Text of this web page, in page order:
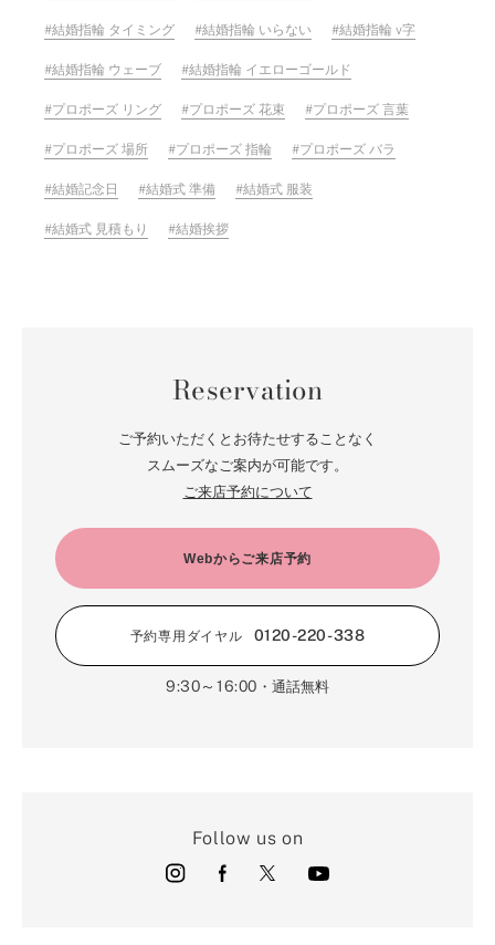
結婚指輪 タイミング 結婚指輪 いらない 結婚指輪 v字
結婚指輪 ウェーブ 結婚指輪 イエローゴールド
プロポーズ リング プロポーズ 花束 プロポーズ 言葉
プロポーズ 場所 プロポーズ 指輪 プロポーズ バラ
結婚記念日 結婚式 準備 結婚式 服装
結婚式 見積もり 結婚挨拶
Reservation
ご予約いただくとお待たせすることなく
スムーズなご案内が可能です。
ご来店予約について
Webからご来店予約
予約専用ダイヤル 0120-220-338
9:30～16:00 ・通話無料
Follow us on